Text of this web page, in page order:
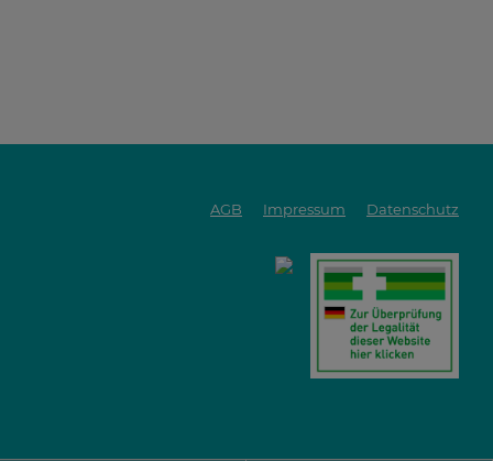
AGB Impressum Datenschutz